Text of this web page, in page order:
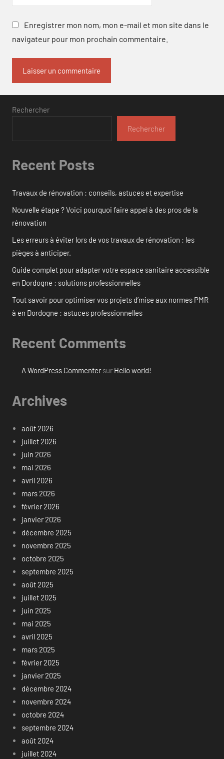
Enregistrer mon nom, mon e-mail et mon site dans le
navigateur pour mon prochain commentaire.
Rechercher
Rechercher
Recent Posts
Travaux de rénovation : conseils, astuces et expertise
Nouvelle étape ? Voici pourquoi faire appel à des pros de la
rénovation
Les erreurs à éviter lors de vos travaux de rénovation : les
pièges à anticiper.
Guide complet pour adapter votre espace sanitaire accessible
en Dordogne : solutions professionnelles
Tout savoir pour optimiser vos projets d’mise aux normes PMR
à en Dordogne : astuces professionnelles
Recent Comments
A WordPress Commentersur Hello world!
Archives
août 2026
juillet 2026
juin 2026
mai 2026
avril 2026
mars 2026
février 2026
janvier 2026
décembre 2025
novembre 2025
octobre 2025
septembre 2025
août 2025
juillet 2025
juin 2025
mai 2025
avril 2025
mars 2025
février 2025
janvier 2025
décembre 2024
novembre 2024
octobre 2024
septembre 2024
août 2024
juillet 2024